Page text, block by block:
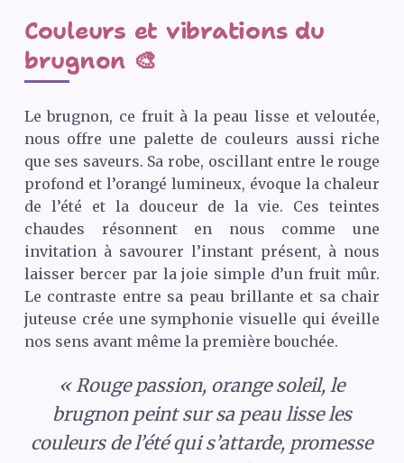
Couleurs et vibrations du
brugnon 🎨
Le brugnon, ce fruit à la peau lisse et veloutée,
nous offre une palette de couleurs aussi riche
que ses saveurs. Sa robe, oscillant entre le rouge
profond et l’orangé lumineux, évoque la chaleur
de l’été et la douceur de la vie. Ces teintes
chaudes résonnent en nous comme une
invitation à savourer l’instant présent, à nous
laisser bercer par la joie simple d’un fruit mûr.
Le contraste entre sa peau brillante et sa chair
juteuse crée une symphonie visuelle qui éveille
nos sens avant même la première bouchée.
« Rouge passion, orange soleil, le
brugnon peint sur sa peau lisse les
couleurs de l’été qui s’attarde, promesse